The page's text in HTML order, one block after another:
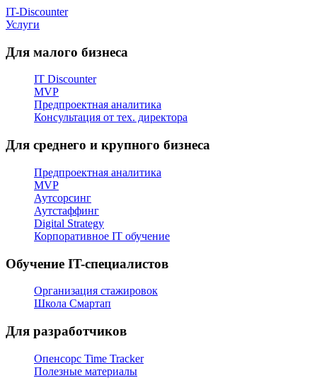
IT-Discounter
Услуги
Для малого бизнеса
IT Discounter
MVP
Предпроектная аналитика
Консультация от тех. директора
Для среднего и крупного бизнеса
Предпроектная аналитика
MVP
Аутсорсинг
Аутстаффинг
Digital Strategy
Корпоративное IT обучение
Обучение IT-специалистов
Организация стажировок
Школа Смартап
Для разработчиков
Опенсорс Time Tracker
Полезные материалы